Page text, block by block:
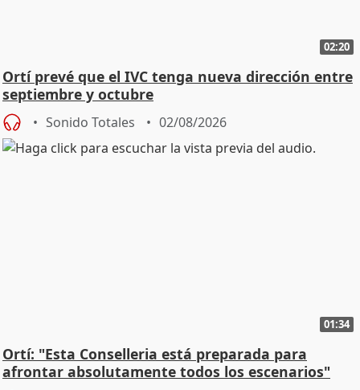
02:20
Ortí prevé que el IVC tenga nueva dirección entre
septiembre y octubre
Sonido Totales 02/08/2026
01:34
Ortí: "Esta Conselleria está preparada para
afrontar absolutamente todos los escenarios"